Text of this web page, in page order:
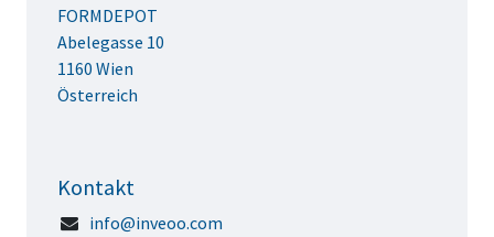
FORMDEPOT
Abelegasse 10
1160 Wien
Österreich
Kontakt
info@inveoo.com